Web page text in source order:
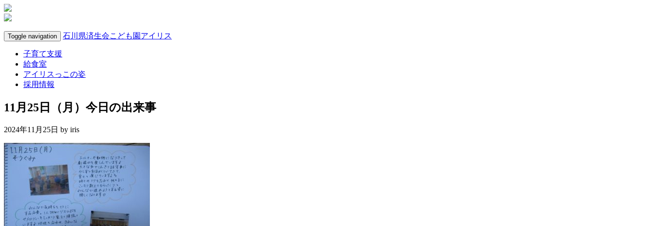
Toggle navigation 石川県済生会こども園アイリス
子育て支援
給食室
アイリスっこの姿
採用情報
11月25日（月）今日の出来事
2024年11月25日 by iris